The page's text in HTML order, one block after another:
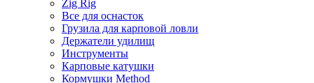
Zig Rig
Все для оснасток
Грузила для карповой ловли
Держатели удилищ
Инструменты
Карповые катушки
Кормушки Method